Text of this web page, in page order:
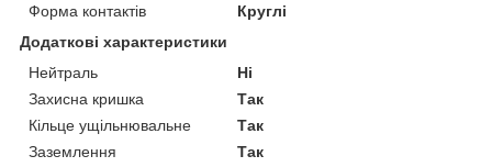
Форма контактів
Круглі
Додаткові характеристики
Нейтраль
Ні
Захисна кришка
Так
Кільце ущільнювальне
Так
Заземлення
Так